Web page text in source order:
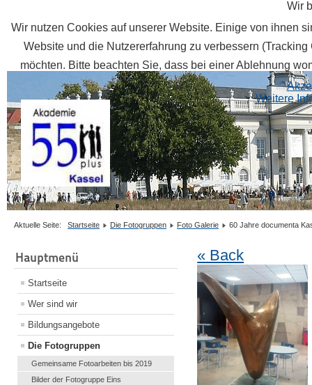
Aktuelle Seite: Startseite Die Fotogruppen Foto Galerie 60 Jahre documenta
Hauptmenü
Startseite
Wer sind wir
Bildungsangebote
Die Fotogruppen
Gemeinsame Fotoarbeiten bis 2019
Bilder der Fotogruppe Eins
« Back
Wir
Wir nutzen Cookies auf unserer Website. Einige von ihnen
Website und die Nutzererfahrung zu verbessern
möchten. Bitte beachten Sie, dass bei einer Ablehnung
Weitere